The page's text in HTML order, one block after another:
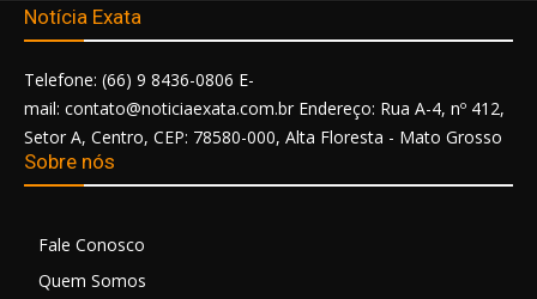
Notícia Exata
Telefone: (66) 9 8436-0806 E-
mail: contato@noticiaexata.com.br Endereço: Rua A-4, nº 412,
Setor A, Centro, CEP: 78580-000, Alta Floresta - Mato Grosso
Sobre nós
Fale Conosco
Quem Somos